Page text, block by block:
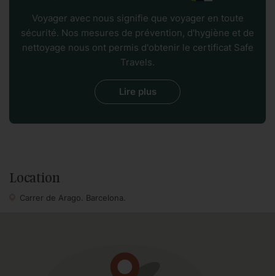
marché de produits frais.
Si vous recherchez le bon emplacement, à proximité du
centre ville, des visites, des restaurants, du shopping et de
l'ambiance de Barcelone, cet élégant appartement de 5
chambres est un excellent choix.
L'appartement est situé dans un immeuble moderniste
Voyager avec nous signifie que voyager en toute
sécurité. Nos mesures de prévention, d'hygiène et de
nettoyage nous ont permis d'obtenir le certificat Safe
Travels.
Lire plus
Location
Carrer de Arago. Barcelona.